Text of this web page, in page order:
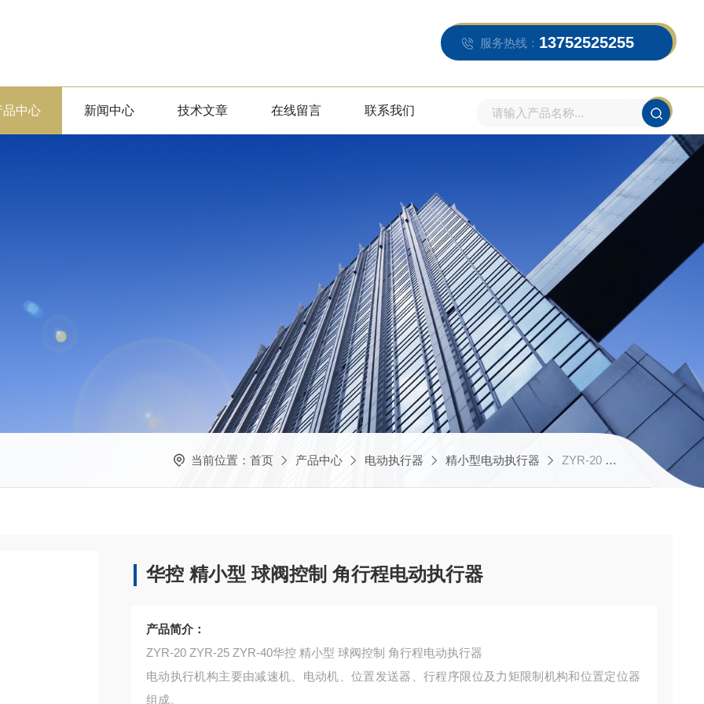
服务热线： 13752525255
品中心 新闻中心 技术文章 在线留言 联系我们
当前位置： 首页 产品中心 电动执行器 精小型电动执行器 ZYR-20 ZYR-25 ZYR-40华控 精小型 球阀控制 角行程电动执行器
华控 精小型 球阀控制 角行程电动执行器
产品简介：
ZYR-20 ZYR-25 ZYR-40华控 精小型 球阀控制 角行程电动执行器
电动执行机构主要由减速机、电动机、位置发送器、行程序限位及力矩限制机构和位置定位器
组成。